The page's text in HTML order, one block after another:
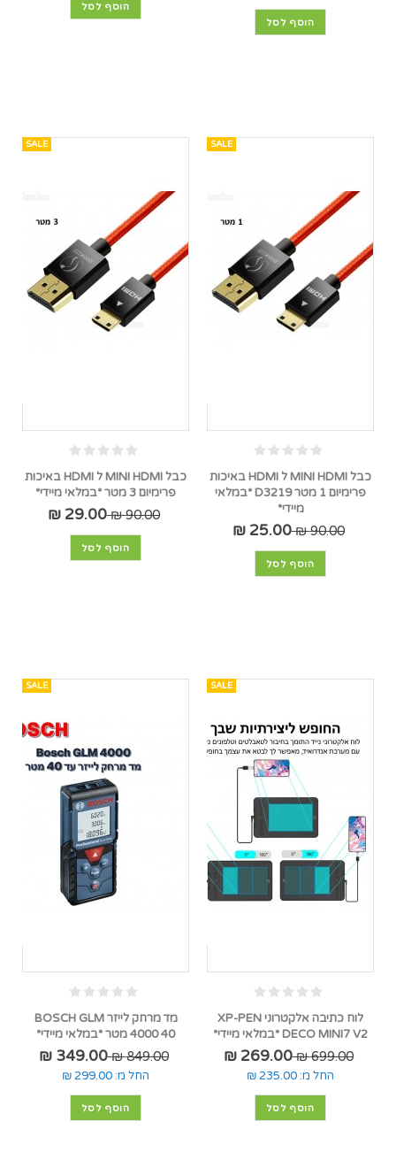
הוסף לסל
הוסף לסל
SALE
כבל MINI HDMI ל HDMI באיכות
פרימיום 1 מטר D3219 *במלאי
מיידי*
90.00 ₪
25.00 ₪
הוסף לסל
SALE
כבל MINI HDMI ל HDMI באיכות
פרימיום 3 מטר *במלאי מיידי*
90.00 ₪
29.00 ₪
הוסף לסל
SALE
לוח כתיבה אלקטרוני XP-PEN
DECO MINI7 V2 *במלאי מיידי*
699.00 ₪
269.00 ₪
החל מ: 235.00 ₪
הוסף לסל
SALE
מד מרחק לייזר BOSCH GLM
4000 40 מטר *במלאי מיידי*
849.00 ₪
349.00 ₪
החל מ: 299.00 ₪
הוסף לסל